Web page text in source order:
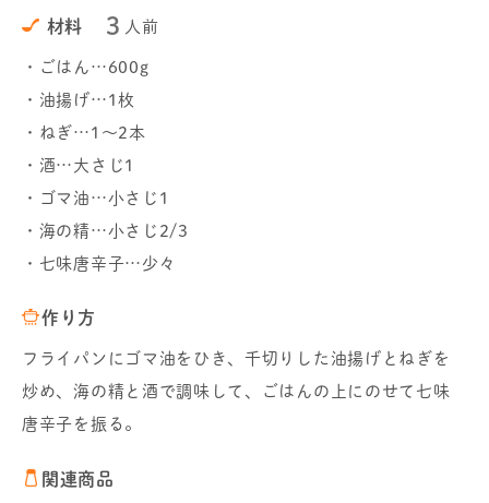
材料 3 人前
・ごはん…600g
・油揚げ…1枚
・ねぎ…1～2本
・酒…大さじ1
・ゴマ油…小さじ1
・海の精…小さじ2/3
・七味唐辛子…少々
作り方
フライパンにゴマ油をひき、千切りした油揚げとねぎを
炒め、海の精と酒で調味して、ごはんの上にのせて七味
唐辛子を振る。
関連商品